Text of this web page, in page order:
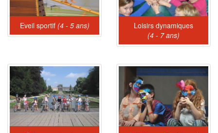
Eveil sportif (4 - 5 ans)
Loisirs dynamiques
(4 - 7 ans)